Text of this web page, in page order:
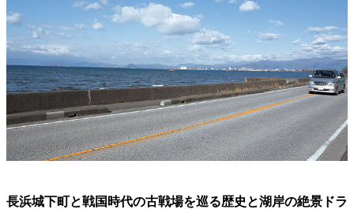
長浜城下町と戦国時代の古戦場を巡る歴史と湖岸の絶景ドラ